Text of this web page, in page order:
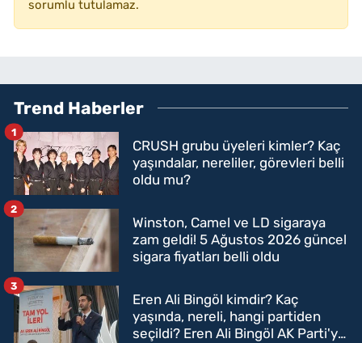
sorumlu tutulamaz.
Trend Haberler
CRUSH grubu üyeleri kimler? Kaç
yaşındalar, nereliler, görevleri belli
oldu mu?
1
Winston, Camel ve LD sigaraya
zam geldi! 5 Ağustos 2026 güncel
sigara fiyatları belli oldu
2
Eren Ali Bingöl kimdir? Kaç
yaşında, nereli, hangi partiden
seçildi? Eren Ali Bingöl AK Parti'ye
3